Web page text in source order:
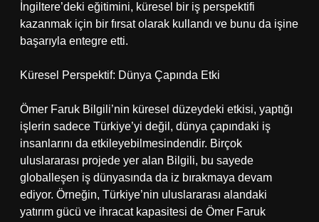
İngiltere’deki eğitimini, küresel bir iş perspektifi
kazanmak için bir fırsat olarak kullandı ve bunu da işine
başarıyla entegre etti.
Küresel Perspektif: Dünya Çapında Etki
Ömer Faruk Bilgili’nin küresel düzeydeki etkisi, yaptığı
işlerin sadece Türkiye’yi değil, dünya çapındaki iş
insanlarını da etkileyebilmesindendir. Birçok
uluslararası projede yer alan Bilgili, bu sayede
globalleşen iş dünyasında da iz bırakmaya devam
ediyor. Örneğin, Türkiye’nin uluslararası alandaki
yatırım gücü ve ihracat kapasitesi de Ömer Faruk